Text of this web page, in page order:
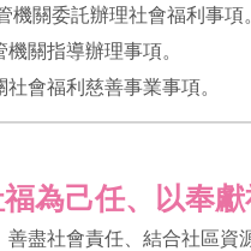
機關委託辦理社會福利事項
關指導辦理事項。
會福利慈善事業事項。
福為己任、以奉
善盡社會責任、結合社區資